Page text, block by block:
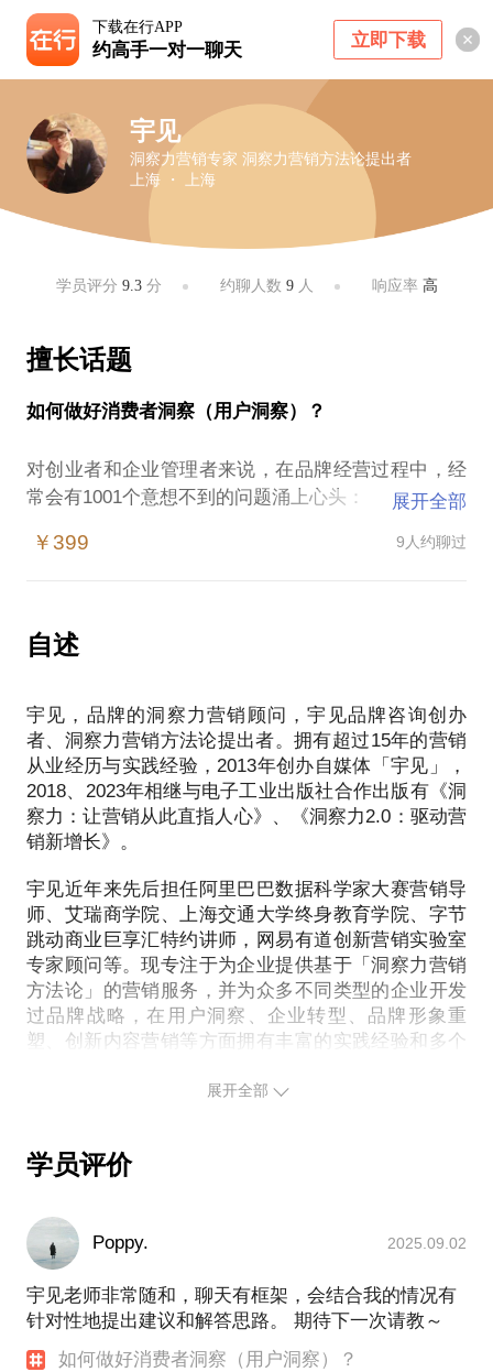
下载在行APP
约高手一对一聊天 立即下载
宇见
洞察力营销专家 洞察力营销方法论提出者
上海 ・ 上海
学员评分 9.3分 约聊人数 9人 响应率 高
擅长话题
如何做好消费者洞察（用户洞察）？
对创业者和企业管理者来说，在品牌经营过程中，经
常会有1001个意想不到的问题涌上心头：
*品牌究竟基于什么来给自己定位？
*如何迭代产品才能更受用户欢迎？
*什么样的广告承诺最能打动人心？
你有没有想过，其实所有这些问题，最底层的只有一
个，那就是——我们是否真正理解我们的用户，我们
是否真的了解用户需求。
在我看来，对用户需求的洞察是化解大部分营销难题
的金钥匙，而这也正是我在过去持续专注的方向。
一个好消息是，近年来，虽然与“短视频”、“私域流
量”这类热门话题相比，“用户洞察”仍然没有受到足够
重视，但我也明显能感觉到大家对这一问题关注的升
温。尤其是在我自己的《洞察力：让营销从此直指人
用户洞察来促进品牌增长的合作邀请，并有幸为包括
（Raumplus）这类Global客户，提供了营销咨询服
己在这方面的相关经验。
坦率说，想要开展有效的用户洞察并不简单，它对专
业性的要求很高。在现实中，我经常会看到企业为了
解决产品、传播或者运营问题，在没有相关经验和专
业人员的情况下盲目进行洞察，就连看似最“简单”的
展开全部
￥399 9人约聊过
自述
宇见，品牌的洞察力营销顾问，宇见品牌咨询创办
者、洞察力营销方法论提出者。拥有超过15年的营销
从业经历与实践经验，2013年创办自媒体「宇见」，
2018、2023年相继与电子工业出版社合作出版有《洞
察力：让营销从此直指人心》、《洞察力2.0：驱动营
销新增长》。
宇见近年来先后担任阿里巴巴数据科学家大赛营销导
师、艾瑞商学院、上海交通大学终身教育学院、字节
跳动商业巨享汇特约讲师，网易有道创新营销实验室
专家顾问等。现专注于为企业提供基于「洞察力营销
方法论」的营销服务，并为众多不同类型的企业开发
过品牌战略，在用户洞察、企业转型、品牌形象重
塑、创新内容营销等方面拥有丰富的实践经验和多个
展开全部
学员评价
Poppy. 2025.09.02
宇见老师非常随和，聊天有框架，会结合我的情况有
针对性地提出建议和解答思路。 期待下一次请教～
如何做好消费者洞察（用户洞察）？